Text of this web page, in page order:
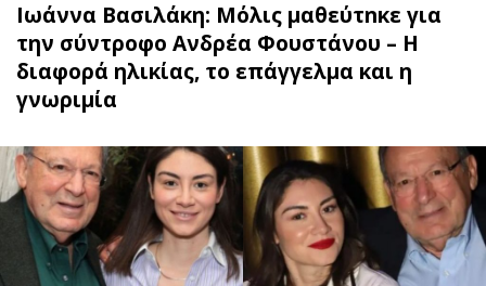
Ιωάννα Βασιλάκη: Μόλις μαθεύτnκε για
την σύντροφο Ανδρέα Φουστάνου – Η
διαφορά ηλικίας, το επάγγελμα και η
γνωριμία